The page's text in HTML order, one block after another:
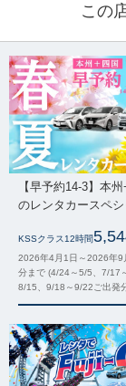
この
【早予約14-3】本
のレンタカースペ
KSSクラス12時間
2026年4月1日～2026年9
分まで (4/24～5/5、7/17
8/15、9/18～9/22ご出発